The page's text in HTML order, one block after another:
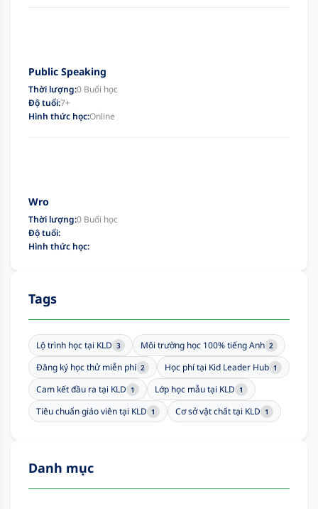
Public Speaking
Thời lượng:0 Buổi học
Độ tuổi:7+
Hình thức học:Online
Wro
Thời lượng:0 Buổi học
Độ tuổi:
Hình thức học:
Tags
Lộ trình học tại KLD 3 Môi trường học 100% tiếng Anh 2
Đăng ký học thử miễn phí 2 Học phí tại Kid Leader Hub 1
Cam kết đầu ra tại KLD 1 Lớp học mẫu tại KLD 1
Tiêu chuẩn giáo viên tại KLD 1 Cơ sở vật chất tại KLD 1
Danh mục